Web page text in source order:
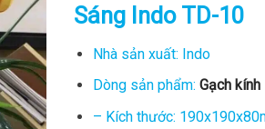
Sáng Indo TD-10
Nhà sản xuất: Indo
Dòng sản phẩm: Gạch
– Kích thước: